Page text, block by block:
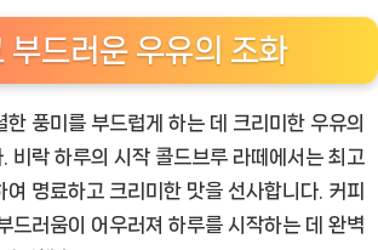
부드러운 우유의 조화
한 풍미를 부드럽게 하는 데 크리미한 우유의
비락 하루의 시작 콜드브루 라떼에서는 최고
여 명료하고 크리미한 맛을 선사합니다. 커피
드러움이 어우러져 하루를 시작하는 데 완벽